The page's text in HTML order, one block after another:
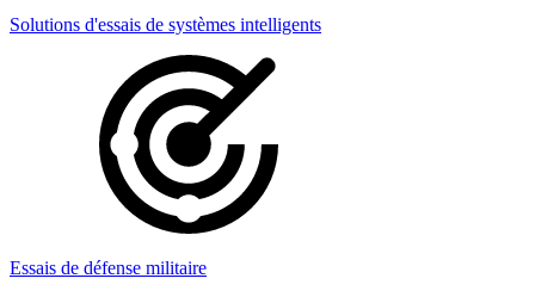
Solutions d'essais de systèmes intelligents
Essais de défense militaire